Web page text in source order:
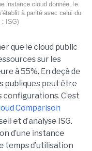
instance cloud donnée, le
à parité avec celui du
: ISG)
que le cloud public
sur les
à 55%. En deçà de
publiques peut être
C’est
Comparison
et d’analyse ISG.
d’une instance
temps d’utilisation